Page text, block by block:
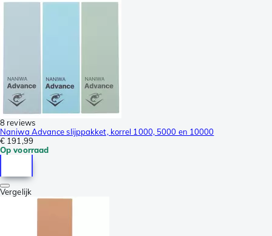
8 reviews
Naniwa Advance slijppakket, korrel 1000, 5000 en 10000
€ 191,99
Op voorraad
Vergelijk